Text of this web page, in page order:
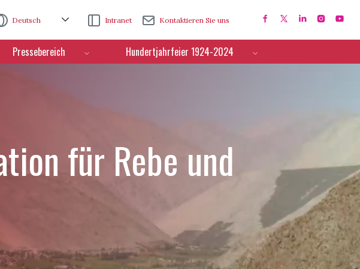
Deutsch Intranet Kontaktieren Sie uns
Pressebereich Hundertjahrfeier 1924-2024
für Rebe und